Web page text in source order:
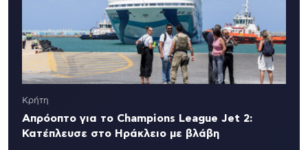
Κρήτη
Απρόοπτο για το Champions League Jet 2:
Κατέπλευσε στο Ηράκλειο με βλάβη